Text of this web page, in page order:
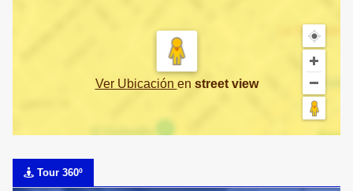
Ver Ubicación en street view
Tour 360º